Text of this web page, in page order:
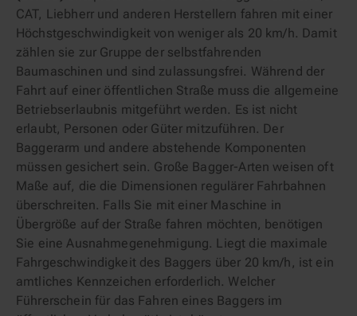
CAT, Liebherr und anderen Herstellern fahren mit einer
Höchstgeschwindigkeit von weniger als 20 km/h. Damit
zählen sie zur Gruppe der selbstfahrenden
Baumaschinen und sind zulassungsfrei. Während der
Fahrt auf einer öffentlichen Straße muss die allgemeine
Betriebserlaubnis mitgeführt werden. Es ist nicht
erlaubt, Personen oder Güter mitzuführen. Der
Baggerarm und andere abstehende Komponenten
müssen gesichert sein. Große Bagger-Arten weisen oft
Maße auf, die die Dimensionen regulärer Fahrbahnen
überschreiten. Falls Sie mit einer Maschine in
Übergröße auf der Straße fahren möchten, benötigen
Sie eine Ausnahmegenehmigung. Liegt die maximale
Fahrgeschwindigkeit des Baggers über 20 km/h, ist ein
amtliches Kennzeichen erforderlich. Welcher
Führerschein für das Fahren eines Baggers im